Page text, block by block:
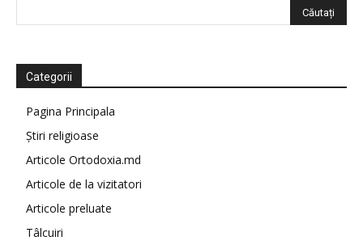
Categorii
Pagina Principala
Știri religioase
Articole Ortodoxia.md
Articole de la vizitatori
Articole preluate
Tâlcuiri